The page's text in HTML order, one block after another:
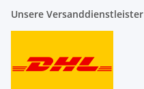
Unsere Versanddienstleister